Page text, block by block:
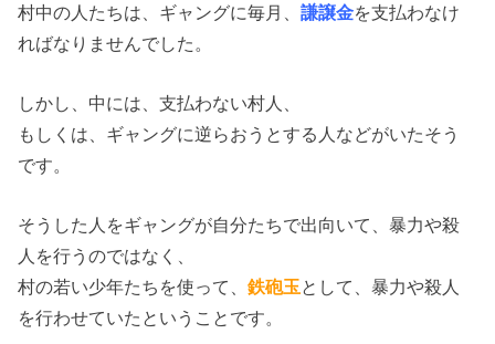
村中の人たちは、ギャングに毎月、謙譲金を支払わなけ
ればなりませんでした。
しかし、中には、支払わない村人、
もしくは、ギャングに逆らおうとする人などがいたそう
です。
そうした人をギャングが自分たちで出向いて、暴力や殺
人を行うのではなく、
村の若い少年たちを使って、鉄砲玉として、暴力や殺人
を行わせていたということです。